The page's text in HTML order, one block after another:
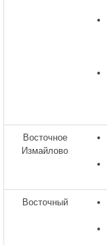
Восточное
Измайлово
Восточный